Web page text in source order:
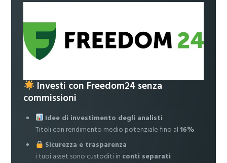
Investi con Freedom24 senza
commissioni
Idee di investimento degli analisti
Titoli con rendimento medio potenziale fino al16%
Sicurezza e trasparenza
i tuoi asset sono custoditi in conti separati